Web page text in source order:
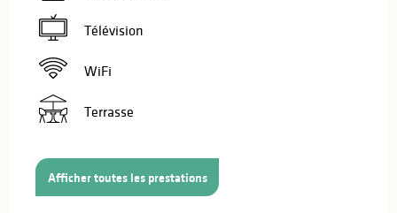
Télévision
WiFi
Terrasse
Afficher toutes les prestations